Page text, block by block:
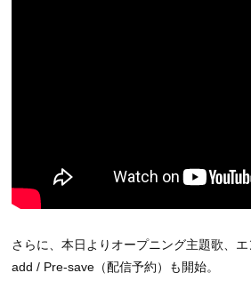
さらに、本日よりオープニング主題歌、
add / Pre-save（配信予約）も開始。